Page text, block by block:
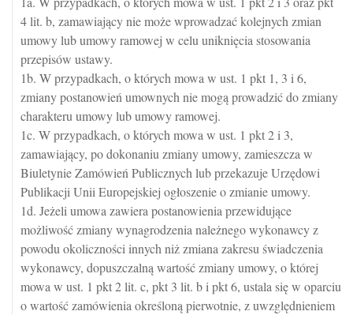
4 lit. b, zamawiający nie może wprowadzać kolejnych zmian
umowy lub umowy ramowej w celu uniknięcia stosowania
przepisów ustawy.
1b. W przypadkach, o których mowa w ust. 1 pkt 1, 3 i 6,
zmiany postanowień umownych nie mogą prowadzić do zmiany
charakteru umowy lub umowy ramowej.
1c. W przypadkach, o których mowa w ust. 1 pkt 2 i 3,
zamawiający, po dokonaniu zmiany umowy, zamieszcza w
Biuletynie Zamówień Publicznych lub przekazuje Urzędowi
Publikacji Unii Europejskiej ogłoszenie o zmianie umowy.
1d. Jeżeli umowa zawiera postanowienia przewidujące
możliwość zmiany wynagrodzenia należnego wykonawcy z
powodu okoliczności innych niż zmiana zakresu świadczenia
wykonawcy, dopuszczalną wartość zmiany umowy, o której
mowa w ust. 1 pkt 2 lit. c, pkt 3 lit. b i pkt 6, ustala się w oparciu
o wartość zamówienia określoną pierwotnie, z uwzględnieniem